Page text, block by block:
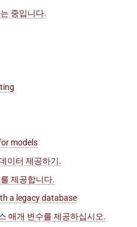
중입니다.
models
이터 제공하기.
제공합니다.
a legacy database
매개 변수를 제공하십시오.